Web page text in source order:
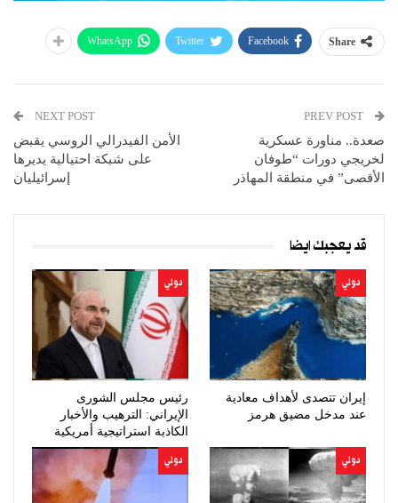
Share
Facebook
Twitter
WhatsApp
صعدة.. مناورة عسكرية
لخريجي دورات “طوفان
الأقصى” في منطقة المهاذر
NEXT POST
الأمن الفيدرالي الروسي يقبض
على شبكة احتيالية يديرها
إسرائيليان
قد يعجبك ايضا
دولي
إيران تتصدى لأهداف معادية
عند مدخل مضيق هرمز
دولي
رئيس مجلس الشورى
الإيراني: الترهيب والأخبار
الكاذبة استراتيجية أمريكية
فاشلة
دولي دولي